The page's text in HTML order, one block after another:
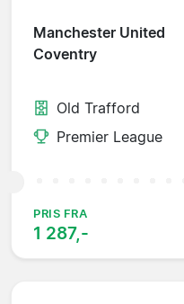
Manchester United
Coventry
Old Trafford
Premier League
PRIS FRA
1 287,-